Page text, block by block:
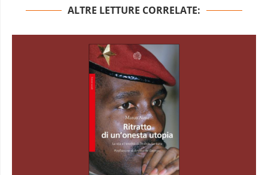
ALTRE LETTURE CORRELATE: